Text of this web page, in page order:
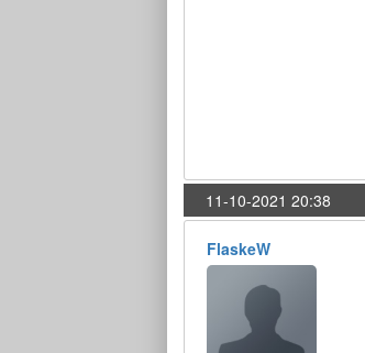
11-10-2021 20:38
FlaskeW